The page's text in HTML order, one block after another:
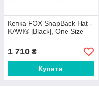
Кепка FOX SnapBack Hat -
KAWI® [Black], One Size
1 710 ₴
Купити